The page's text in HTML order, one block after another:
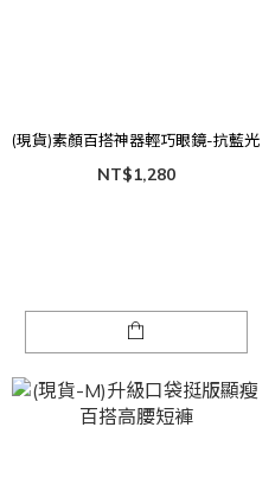
(現貨)素顏百搭神器輕巧眼鏡-抗藍光
NT$1,280